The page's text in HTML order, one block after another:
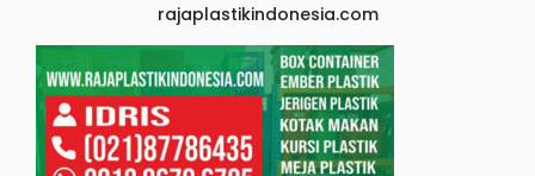
rajaplastikindonesia.com